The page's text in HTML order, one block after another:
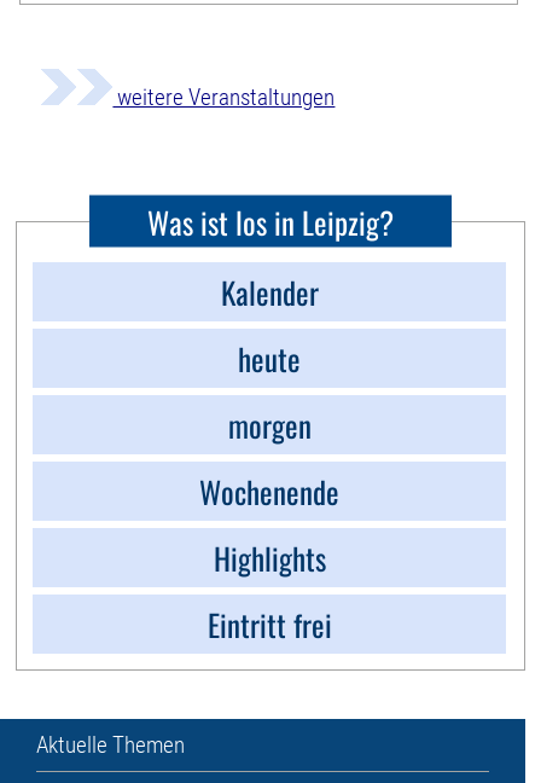
weitere Veranstaltungen
Was ist los in Leipzig?
Kalender
heute
morgen
Wochenende
Highlights
Eintritt frei
Aktuelle Themen